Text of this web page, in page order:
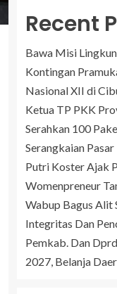
Recent
Bawa Misi
Kontingan
Nasional XII di
Ketua TP PKK
Serahkan 100
Serangkaian
Putri Koster Ajak
Womenpreneur
Wabup Bagus Alit
Integritas Dan
Pemkab. Dan
2027, Belanja